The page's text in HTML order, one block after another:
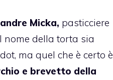
Micka, pasticciere
nome della torta sia
ma quel che è certo è
e brevetto della